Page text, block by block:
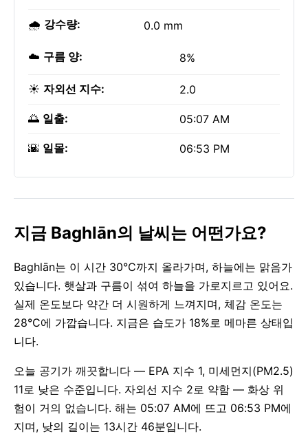
🌧️ 강수량: 0.0 mm
☁️ 구름 양: 8%
☀️ 자외선 지수: 2.0
🌅 일출: 05:07 AM
🌇 일몰: 06:53 PM
지금 Baghlān의 날씨는 어떤가요?
Baghlān는 이 시간 30°C까지 올라가며, 하늘에는 맑음가
있습니다. 햇살과 구름이 섞여 하늘을 가로지르고 있어요.
실제 온도보다 약간 더 시원하게 느껴지며, 체감 온도는
28°C에 가깝습니다. 지금은 습도가 18%로 메마른 상태입
니다.
오늘 공기가 깨끗합니다 — EPA 지수 1, 미세먼지(PM2.5)
11로 낮은 수준입니다. 자외선 지수 2로 약함 — 화상 위
험이 거의 없습니다. 해는 05:07 AM에 뜨고 06:53 PM에
지며, 낮의 길이는 13시간 46분입니다.